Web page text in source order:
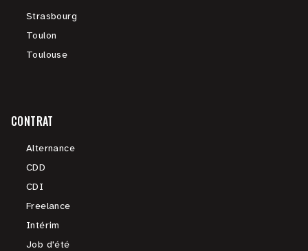
Strasbourg
Toulon
Toulouse
CONTRAT
Alternance
CDD
CDI
Freelance
Intérim
Job d'été